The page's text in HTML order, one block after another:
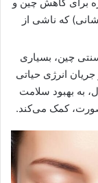
که ناشی از
چین، بسیاری
انرژی حیاتی
به بهبود سلامت
کمک می‌کند.